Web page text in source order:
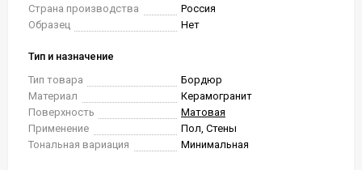
Страна производства
Россия
Образец
Нет
Тип и назначение
Тип товара
Бордюр
Материал
Керамогранит
Поверхность
Матовая
Применение
Пол, Стены
Тональная вариация
Минимальная